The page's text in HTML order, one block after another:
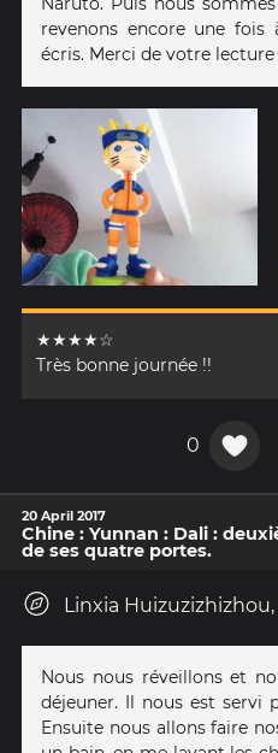
revenons encore une
écris. Merci de votre
★★★★☆
Très bonne journée !!
0
20 April 2017
Chine : Yunnan : Dali :
de ses quatre portes.
Linxia
Nous nous réveillons et
déjeuner. Il nous est servi
Ensuite nous allons faire